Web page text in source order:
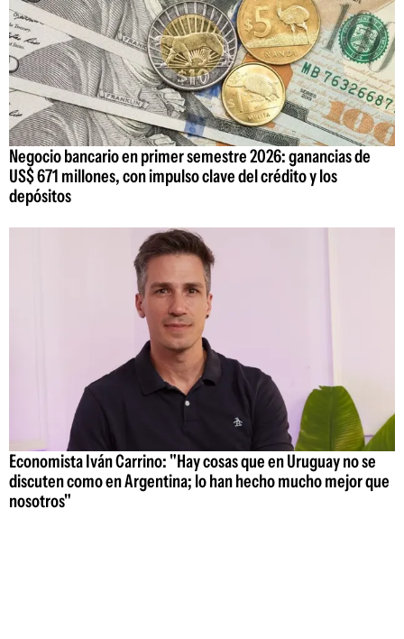
Negocio bancario en primer semestre 2026: ganancias de
US$ 671 millones, con impulso clave del crédito y los
depósitos
Economista Iván Carrino: "Hay cosas que en Uruguay no se
discuten como en Argentina; lo han hecho mucho mejor que
nosotros"